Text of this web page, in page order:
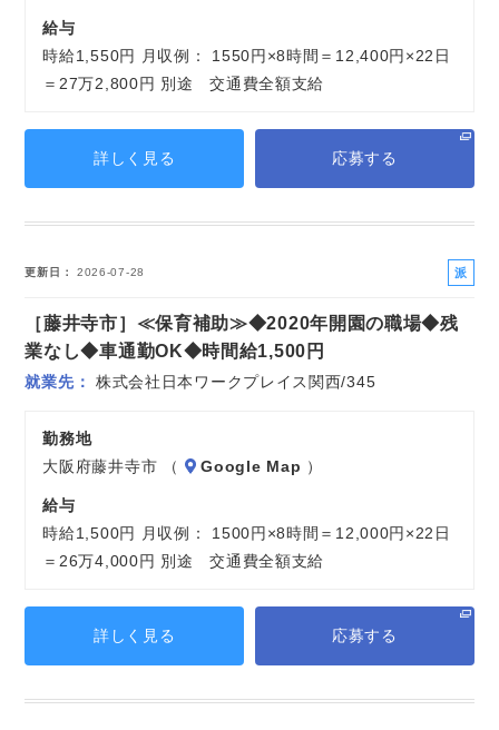
給与
時給1,550円 月収例： 1550円×8時間＝12,400円×22日
＝27万2,800円 別途 交通費全額支給
詳しく見る 応募する
更新日 2026-07-28
派
社
［藤井寺市］≪保育補助≫◆2020年開園の職場◆残
業なし◆車通勤OK◆時間給1,500円
就業先 株式会社日本ワークプレイス関西/345
勤務地
大阪府藤井寺市 （
Google Map ）
給与
時給1,500円 月収例： 1500円×8時間＝12,000円×22日
＝26万4,000円 別途 交通費全額支給
詳しく見る 応募する